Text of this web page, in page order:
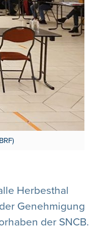
Herbesthal
Genehmigung
der SNCB.